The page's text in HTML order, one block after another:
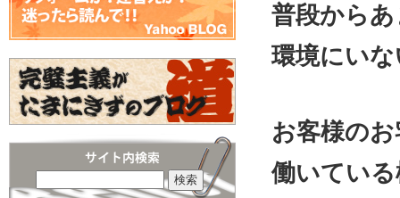
普段から
環境にい
お客様の
働いてい